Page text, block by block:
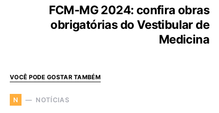
FCM-MG 2024: confira obras
obrigatórias do Vestibular de
Medicina
VOCÊ PODE GOSTAR TAMBÉM
N NOTÍCIAS